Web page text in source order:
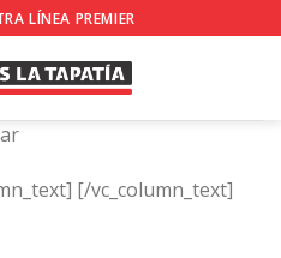
LÍNEA PREMIER
[/vc_column_text]